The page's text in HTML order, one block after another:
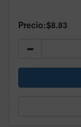
Precio:$8.83